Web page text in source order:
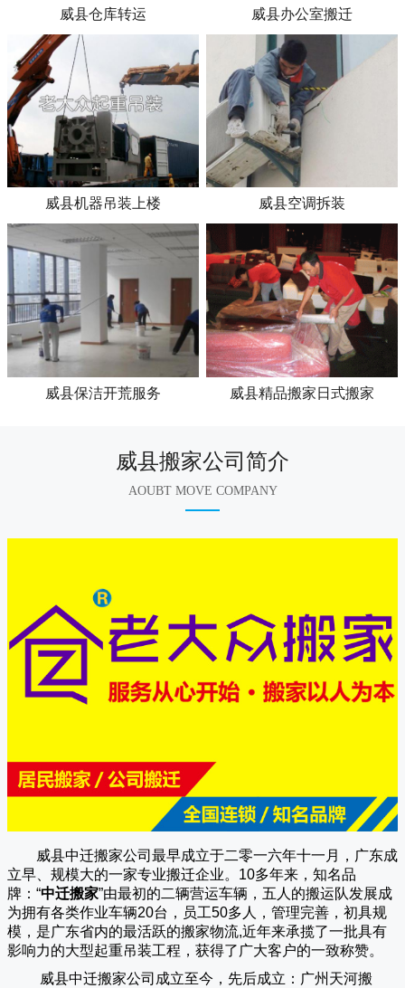
威县仓库转运 威县办公室搬迁
威县机器吊装上楼 威县空调拆装
威县保洁开荒服务 威县精品搬家日式搬家
威县搬家公司简介
AOUBT MOVE COMPANY
威县中迁搬家公司 最早成立于二零一六年十一月，广东成
立早、规模大的一家专业搬迁企业。10多年来，知名品
牌：“中迁搬家”由最初的二辆营运车辆，五人的搬运队发展成
为拥有各类作业车辆20台，员工50多人，管理完善，初具规
模，是广东省内的最活跃的搬家物流,近年来承揽了一批具有
影响力的大型起重吊装工程，获得了广大客户的一致称赞。
威县中迁搬家公司成立至今，先后成立：广州天河搬